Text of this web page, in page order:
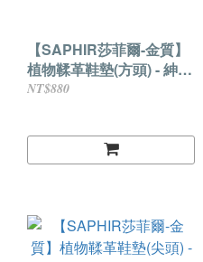
【SAPHIR莎菲爾-金質】
植物鞣革鞋墊(方頭) - 紳士
鞋適用 牛津鞋適用 精品方
NT$880